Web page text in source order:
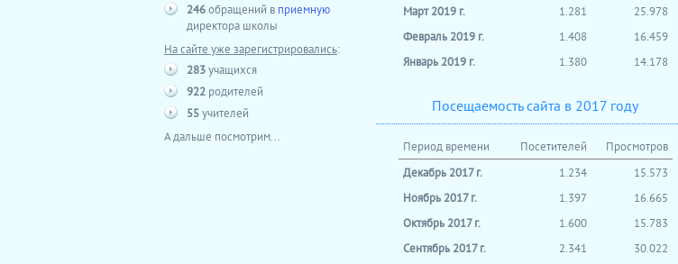
246обращений в приемную
директора школы
На сайте уже зарегистрировались:
283учащихся
922 родителей
55учителей
А дальше посмотрим...
Март 2019 г.
1.281
25.978
Февраль 2019 г.
1.408
16.459
Январь 2019 г.
1.380 14.178
Посещаемость сайта в 2017 году
Период времени Посетителей
Просмотров
Декабрь 2017 г.
1.234
15.573
Ноябрь 2017 г.
1.397
16.665
Октябрь 2017 г.
1.600
15.783
Сентябрь 2017 г.
2.341
30.022